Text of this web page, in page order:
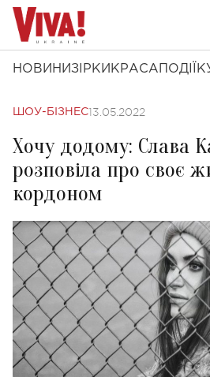
НОВИНИ ЗІРКИ КРАСА ПОДІЇ
ШОУ-БІЗНЕС13.05.2022
Хочу додому: Слава
розповіла про своє
кордоном